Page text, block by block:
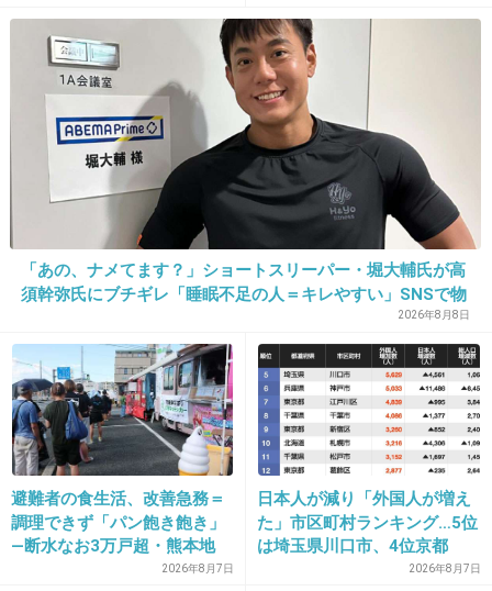
出典：girlschannel.net
▼ブサイクＯＫ
出典：girlschannel.net
出典：i.imgur.com
出典：girlschannel.net
+8 -3
「あの、ナメてます？」ショートスリーパー・堀大輔氏が高
須幹弥氏にブチギレ「睡眠不足の人＝キレやすい」SNSで物
2026年8月8日
避難者の食生活、改善急務＝
調理できず「パン飽き飽き」
―断水なお3万戸超・熊本地
2026年8月7日
日本人が減り「外国人が増え
た」市区町村ランキング…5位
は埼玉県川口市、4位京都
市、ではトップ3は？2026年8月7日